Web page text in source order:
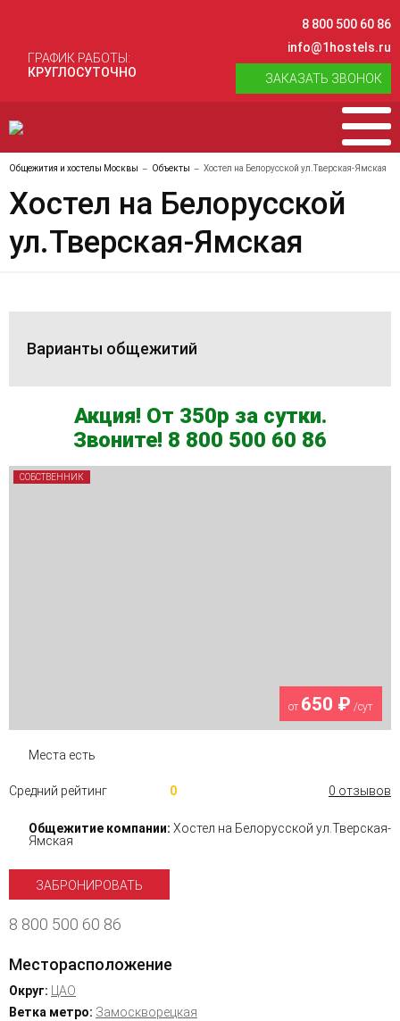
ГРАФИК РАБОТЫ:
КРУГЛОСУТОЧНО
8 800 500 60 86
info@1hostels.ru
ЗАКАЗАТЬ ЗВОНОК
Общежития и хостелы Москвы Объекты Хостел на Белорусской ул.Тверская-Ямская
Хостел на Белорусской
ул.Тверская-Ямская
Варианты общежитий
Акция! От 350р за сутки.
Звоните! 8 800 500 60 86
от 650 ₽ /сут
СОБСТВЕННИК
Места есть
Средний рейтинг 0 0 отзывов
Общежитие компании: Хостел на Белорусской ул.Тверская-
Ямская
ЗАБРОНИРОВАТЬ
8 800 500 60 86
Месторасположение
Округ:
ЦАО
Ветка метро: Замоскворецкая